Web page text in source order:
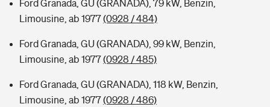
Ford Granada, GU (GRANADA), 79 kW, Benzin,
Limousine, ab 1977(0928 / 484)
Ford Granada, GU (GRANADA), 99 kW, Benzin,
Limousine, ab 1977(0928 / 485)
Ford Granada, GU (GRANADA), 118 kW, Benzin,
Limousine, ab 1977(0928 / 486)